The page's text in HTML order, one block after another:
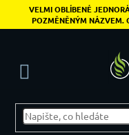
Přejít na obsah
VELMI OBLÍBENÉ
POZMĚNĚNÝM NÁZVEM.